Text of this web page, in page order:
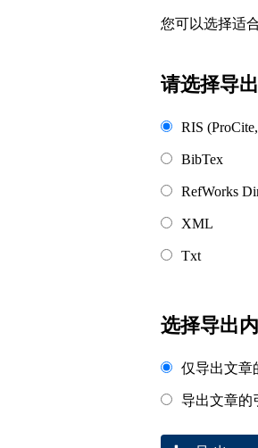
您可以选择适
请选择导
RIS
BibTex
RefWorks
XML
Txt
选择导出
仅导出文章
导出文章的